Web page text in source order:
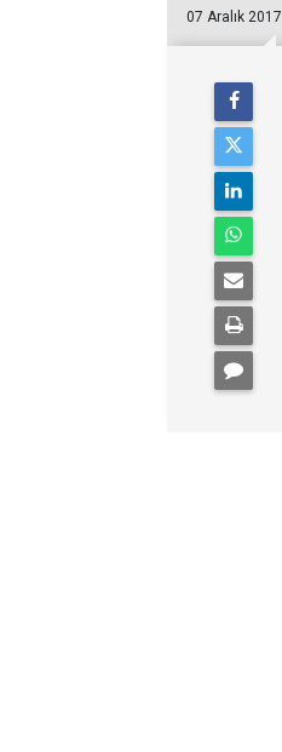
07 Aralık 2017